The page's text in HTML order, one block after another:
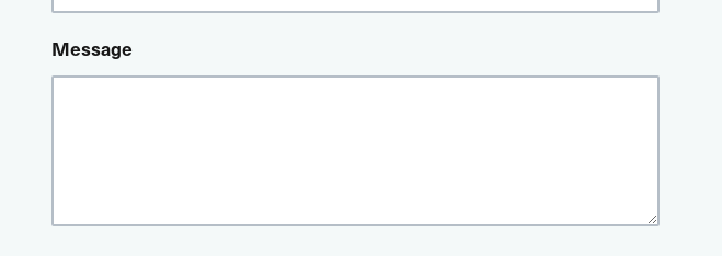
Message